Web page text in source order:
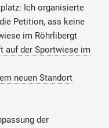
Ich organisierte
Petition, ass keine
im Röhrlibergt
auf der Sportwiese im
neuen Standort
der